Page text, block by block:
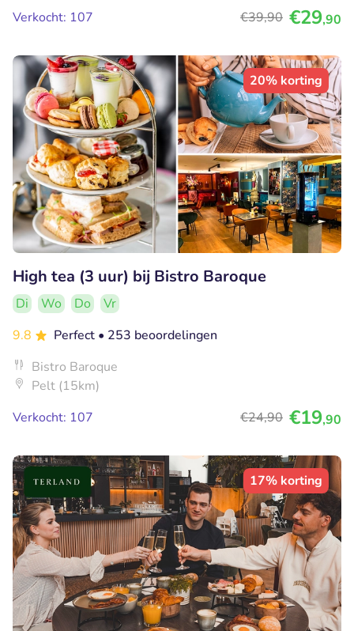
Verkocht: 107
€39,90 €29,90
20% korting
High tea (3 uur) bij Bistro Baroque
Di Wo Do
Vr
9.8
Perfect • 253 beoordelingen
Bistro Baroque
Pelt (15km)
Verkocht: 107
€24,90 €19,90
17% korting